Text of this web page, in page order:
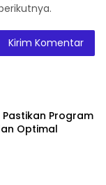
Pastikan Program
Optimal